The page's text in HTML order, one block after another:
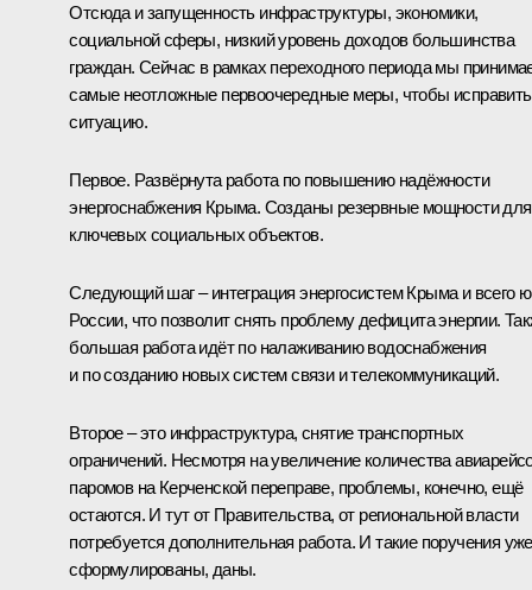
Отсюда и запущенность инфраструктуры, экономики,
социальной сферы, низкий уровень доходов большинства
граждан. Сейчас в рамках переходного периода мы
самые неотложные первоочередные меры, чтобы исправить
ситуацию.
Первое. Развёрнута работа по повышению надёжности
энергоснабжения Крыма. Созданы резервные мощности для
ключевых социальных объектов.
Следующий шаг – интеграция энергосистем Крыма и всего
России, что позволит снять проблему дефицита энергии.
большая работа идёт по налаживанию водоснабжения
и по созданию новых систем связи и телекоммуникаций.
Второе – это инфраструктура, снятие транспортных
ограничений. Несмотря на увеличение количества
паромов на Керченской переправе, проблемы, конечно, ещё
остаются. И тут от Правительства, от региональной власти
потребуется дополнительная работа. И такие поручения уже
сформулированы, даны.